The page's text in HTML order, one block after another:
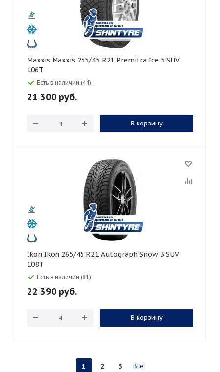
Maxxis Maxxis 255/45 R21 Premitra Ice 5 SUV
106T
Есть в наличии (44)
21 300 руб.
В корзину
Ikon Ikon 265/45 R21 Autograph Snow 3 SUV
108T
Есть в наличии (81)
22 390 руб.
В корзину
1 2 3 Все